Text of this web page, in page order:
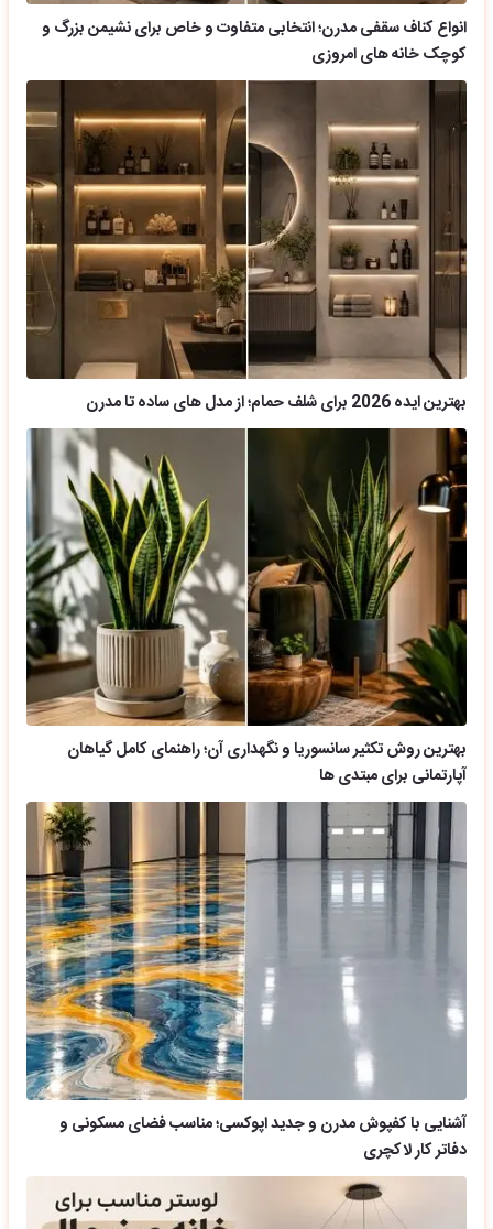
انواع کناف سقفی مدرن؛ انتخابی متفاوت و خاص برای نشیمن بزرگ و
کوچک خانه های امروزی
بهترین ایده 2026 برای شلف حمام؛ از مدل های ساده تا مدرن
بهترین روش تکثیر سانسوریا و نگهداری آن؛ راهنمای کامل گیاهان
آپارتمانی برای مبتدی ها
آشنایی با کفپوش مدرن و جدید اپوکسی؛ مناسب فضای مسکونی و
دفاتر کار لاکچری